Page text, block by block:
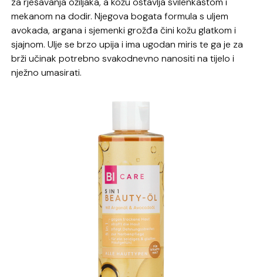
mekanom na dodir. Njegova bogata formula s uljem
avokada, argana i sjemenki grožđa čini kožu glatkom i
sjajnom. Ulje se brzo upija i ima ugodan miris te ga je za
brži učinak potrebno svakodnevno nanositi na tijelo i
nježno umasirati.